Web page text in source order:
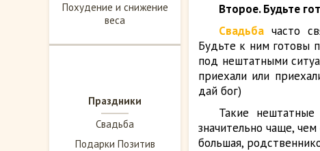
Похудение и снижение
веса
Праздники
Свадьба
Подарки Позитив
Второе. Будьте
Свадьба часто
Будьте к ним готовы
под нештатными
приехали или
дай бог)
Такие
значительно чаще,
большая,